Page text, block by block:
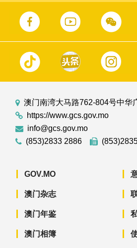
澳门南湾大马路762-804号中华
https://www.gcs.gov.mo
info@gcs.gov.mo
(853)2833 2886
GOV.MO
澳门杂志
澳门年鉴
澳门相簿